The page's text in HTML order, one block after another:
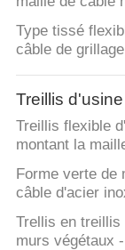
Type tissé
câble de
Treillis
Treillis flexible
montant la
Forme verte de
câble d'acier
Trellis en treillis
murs végétaux